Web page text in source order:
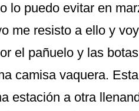
lo puedo evitar en
me resisto a ello y
el pañuelo y las
camisa vaquera.
estación a otra